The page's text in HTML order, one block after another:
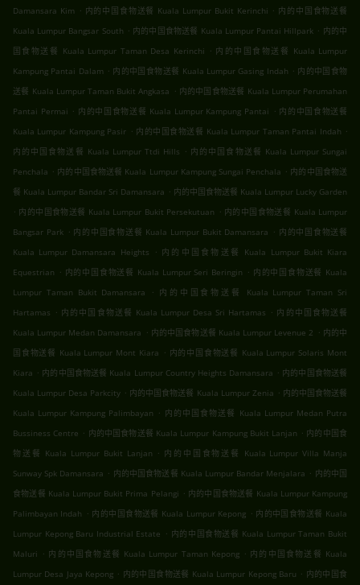
Damansara Kim . 内的中国食物送餐 Kuala Lumpur Bukit Kerinchi . 内的中国食物送餐
Kuala Lumpur Bangsar South . 内的中国食物送餐 Kuala Lumpur Pantai Hillpark . 内的中
国食物送餐 Kuala Lumpur Taman Desa Kerinchi . 内的中国食物送餐 Kuala Lumpur
Kampung Pantai Dalam . 内的中国食物送餐 Kuala Lumpur Gasing Indah . 内的中国食物
送餐 Kuala Lumpur Taman Bukit Angkasa . 内的中国食物送餐 Kuala Lumpur Perumahan
Pantai Permai . 内的中国食物送餐 Kuala Lumpur Kampung Pantai . 内的中国食物送餐
Kuala Lumpur Kampung Pasir . 内的中国食物送餐 Kuala Lumpur Taman Pantai Indah .
内的中国食物送餐 Kuala Lumpur Ttdi Hills . 内的中国食物送餐 Kuala Lumpur Sungai
Penchala . 内的中国食物送餐 Kuala Lumpur Kampung Sungai Penchala . 内的中国食物送
餐 Kuala Lumpur Bandar Sri Damansara . 内的中国食物送餐 Kuala Lumpur Lucky Garden
. 内的中国食物送餐 Kuala Lumpur Bukit Persekutuan . 内的中国食物送餐 Kuala Lumpur
Bangsar Park . 内的中国食物送餐 Kuala Lumpur Bukit Damansara . 内的中国食物送餐
Kuala Lumpur Damansara Heights
. 内的中国食物送餐 Kuala Lumpur Bukit Kiara
Equestrian . 内的中国食物送餐 Kuala Lumpur Seri Beringin . 内的中国食物送餐 Kuala
Lumpur Taman Bukit Damansara
. 内的中国食物送餐 Kuala Lumpur Taman Sri
Hartamas . 内的中国食物送餐 Kuala Lumpur Desa Sri Hartamas . 内的中国食物送餐
Kuala Lumpur Medan Damansara . 内的中国食物送餐 Kuala Lumpur Levenue 2 . 内的中
国食物送餐 Kuala Lumpur Mont Kiara . 内的中国食物送餐 Kuala Lumpur Solaris Mont
Kiara . 内的中国食物送餐 Kuala Lumpur Country Heights Damansara . 内的中国食物送餐
Kuala Lumpur Desa Parkcity . 内的中国食物送餐 Kuala Lumpur Zenia . 内的中国食物送餐
Kuala Lumpur Kampung Palimbayan . 内的中国食物送餐 Kuala Lumpur Medan Putra
Bussiness Centre . 内的中国食物送餐 Kuala Lumpur Kampung Bukit Lanjan . 内的中国食
物送餐 Kuala Lumpur Bukit Lanjan . 内的中国食物送餐 Kuala Lumpur Villa Manja
Sunway Spk Damansara . 内的中国食物送餐 Kuala Lumpur Bandar Menjalara . 内的中国
食物送餐 Kuala Lumpur Bukit Prima Pelangi . 内的中国食物送餐 Kuala Lumpur Kampung
Palimbayan Indah . 内的中国食物送餐 Kuala Lumpur Kepong . 内的中国食物送餐 Kuala
Lumpur Kepong Baru Industrial Estate . 内的中国食物送餐 Kuala Lumpur Taman Bukit
Maluri . 内的中国食物送餐 Kuala Lumpur Taman Kepong . 内的中国食物送餐 Kuala
Lumpur Desa Jaya Kepong . 内的中国食物送餐 Kuala Lumpur Kepong Baru . 内的中国食